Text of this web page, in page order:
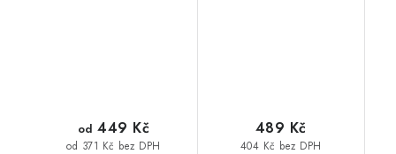
od 371 Kč bez DPH
od 449 Kč
404 Kč bez DPH
489 Kč